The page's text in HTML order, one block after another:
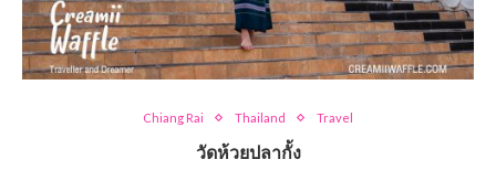
Chiang Rai Thailand Travel
วัดห้วยปลากั้ง